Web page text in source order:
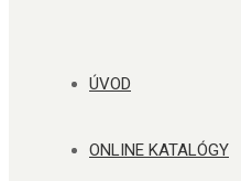
ÚVOD
ONLINE KATALÓGY